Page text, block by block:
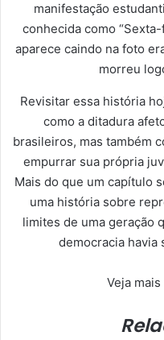
manifestação
conhecida como
aparece caindo na foto
morreu
Revisitar essa história
como a ditadura
brasileiros, mas também
empurrar sua própria
Mais do que um capítulo
uma história sobre
limites de uma geração
democracia havia
Veja